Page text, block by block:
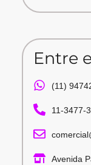
Entre
(11)
11-3477-
Avenida